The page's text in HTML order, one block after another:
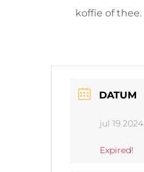
koffie of thee.
DATUM
jul 19 2024
Expired!